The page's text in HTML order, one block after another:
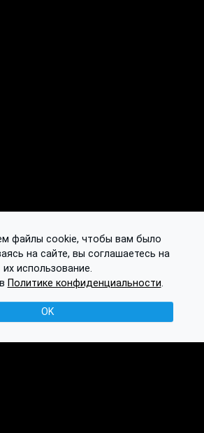
файлы cookie, чтобы вам было
на сайте, вы соглашаетесь на
их использование.
Политике конфиденциальности.
OK